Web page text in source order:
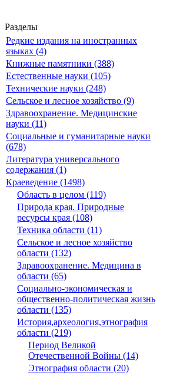
Разделы
Редкие издания на иностранных
языках (4)
Книжные памятники (388)
Естественные науки (105)
Технические науки (248)
Сельское и лесное хозяйство (9)
Здравоохранение. Медицинские
науки (11)
Социальные и гуманитарные науки
(678)
Литература универсального
содержания (1)
Краеведение (1498)
Область в целом (119)
Природа края. Природные
ресурсы края (108)
Техника области (11)
Сельское и лесное хозяйство
области (132)
Здравоохранение. Медицина в
области (65)
Социально-экономическая и
общественно-политическая жизнь
области (135)
История,археология,этнография
области (219)
Период Великой
Отечественной Войны (14)
Этнография области (20)